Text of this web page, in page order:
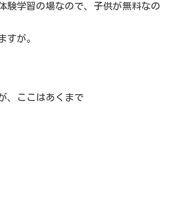
験学習の場なので、子供が無料なの
すが。
、ここはあくまで